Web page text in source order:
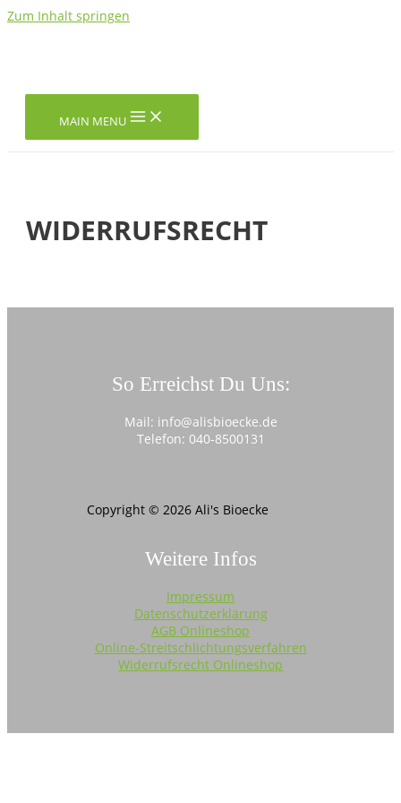
Zum Inhalt springen
MAIN MENU
WIDERRUFSRECHT
So Erreichst Du Uns:
Mail: info@alisbioecke.de
Telefon: 040-8500131
Copyright © 2026 Ali's Bioecke
Weitere Infos
Impressum
Datenschutzerklärung
AGB Onlineshop
Online-Streitschlichtungsverfahren
Widerrufsrecht Onlineshop